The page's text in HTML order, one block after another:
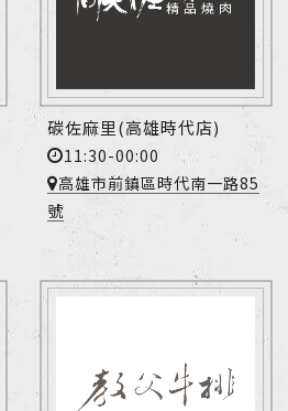
碳佐麻里(高雄時代店)
11:30-00:00
高雄市前鎮區時代南一路85
號